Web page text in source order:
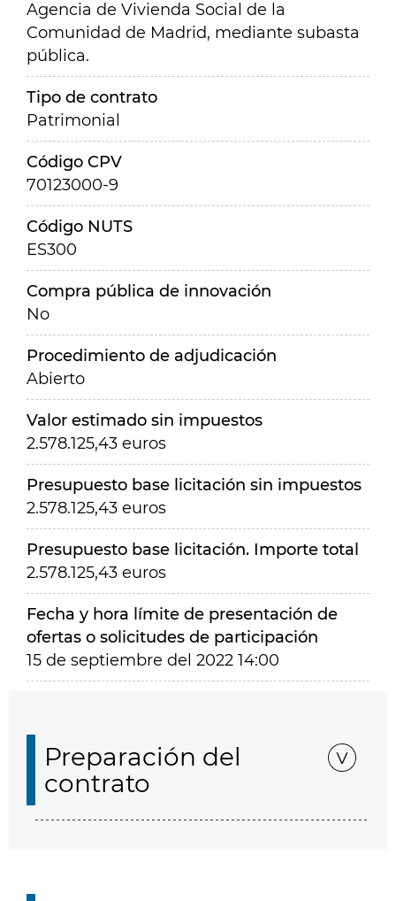
Agencia de Vivienda Social de la
Comunidad de Madrid, mediante subasta
pública.
Tipo de contrato
Patrimonial
Código CPV
70123000-9
Código NUTS
ES300
Compra pública de innovación
No
Procedimiento de adjudicación
Abierto
Valor estimado sin impuestos
2.578.125,43 euros
Presupuesto base licitación sin impuestos
2.578.125,43 euros
Presupuesto base licitación. Importe total
2.578.125,43 euros
Fecha y hora límite de presentación de
ofertas o solicitudes de participación
15 de septiembre del 2022 14:00
Preparación del
contrato